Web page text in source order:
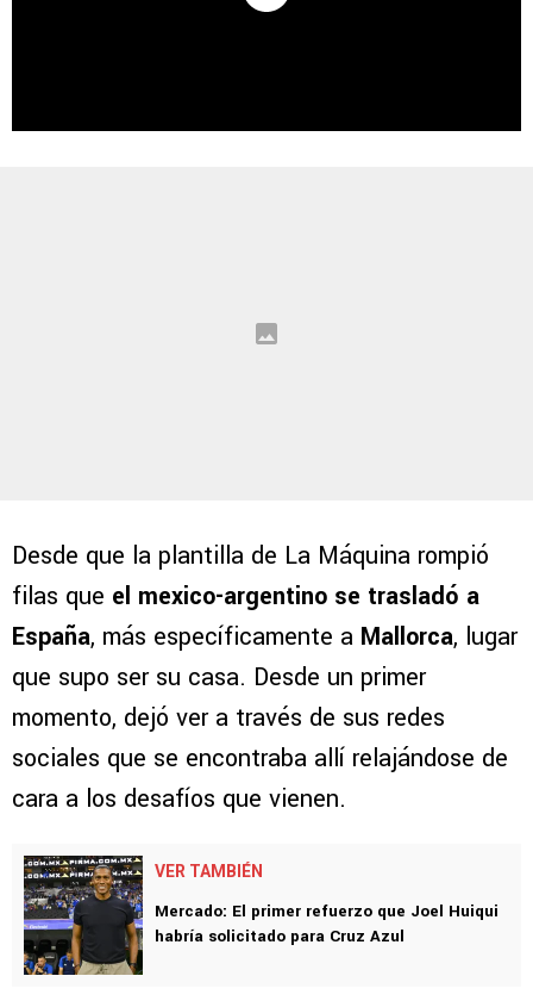
Desde que la plantilla de La Máquina rompió
filas que el mexico-argentino se trasladó a
España, más específicamente a Mallorca, lugar
que supo ser su casa. Desde un primer
momento, dejó ver a través de sus redes
sociales que se encontraba allí relajándose de
cara a los desafíos que vienen.
VER TAMBIÉN
Mercado: El primer refuerzo que Joel Huiqui
habría solicitado para Cruz Azul